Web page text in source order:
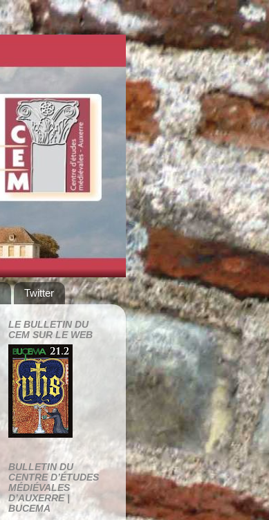
Twitter
LE BULLETIN DU
CEM SUR LE WEB
BULLETIN DU
CENTRE D’ÉTUDES
MÉDIÉVALES
D’AUXERRE |
BUCEMA